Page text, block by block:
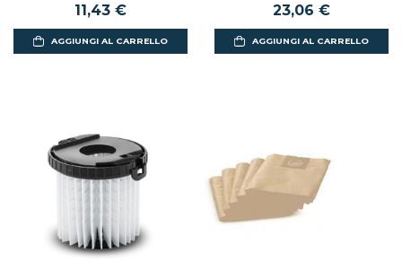
11,43 €
AGGIUNGI AL CARRELLO
23,06 €
AGGIUNGI AL CARRELLO